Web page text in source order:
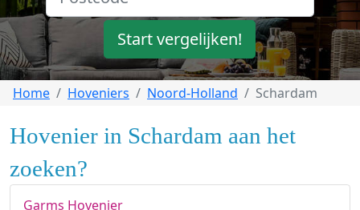
Start vergelijken!
Home Hoveniers Noord-Holland Schardam
Hovenier in Schardam aan het
zoeken?
Garms Hovenier